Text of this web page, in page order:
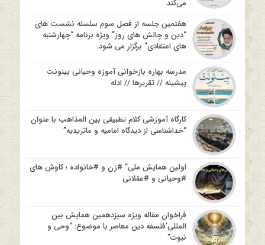
می‌کند:
هفتمین جلسه از فصل سوم سلسله نشست های
“دین و چالش های روز” ویژه برنامه “چهارشنبه
های اعتقادی” برگزار می شود.
مدرسه بهاره بازخوانی آموزه وحیانی بینونت
پیشینه // تقریرها // ادله
کارگاه آموزشی کلام تطبیقی بین المذاهب با عنوان
“خداشناسی از دیدگاه امامیه و ماتریدیه”
اولین همایش ملی” #زن و #خانواده ؛ کاوش های
#وحیانی و #عقلانی
فراخوان مقاله ویژه سیزدهمین همایش بین
المللی’فلسفه دین معاصر با موضوع: “وحی و
نبوت”